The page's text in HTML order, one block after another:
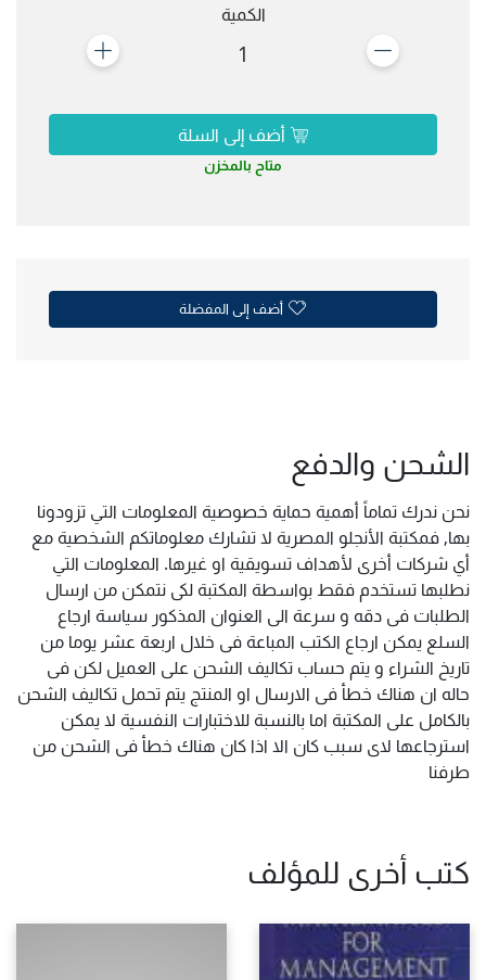
الكمية
1
أضف إلى السلة
متاح بالمخزن
أضف إلى المفضلة
الشحن والدفع
نحن ندرك تماماً أهمية حماية خصوصية المعلومات التي تزودونا
بها, فمكتبة الأنجلو المصرية لا تشارك معلوماتكم الشخصية مع
أي شركات أخرى لأهداف تسويقية او غيرها. المعلومات التي
نطلبها تستخدم فقط بواسطة المكتبة لكى نتمكن من ارسال
الطلبات فى دقه و سرعة الى العنوان المذكور سياسة ارجاع
السلع يمكن ارجاع الكتب المباعة فى خلال اربعة عشر يوما من
تاريخ الشراء و يتم حساب تكاليف الشحن على العميل لكن فى
حاله ان هناك خطأ فى الارسال او المنتج يتم تحمل تكاليف الشحن
بالكامل على المكتبة اما بالنسبة للاختبارات النفسية لا يمكن
استرجاعها لاى سبب كان الا اذا كان هناك خطأ فى الشحن من
طرفنا
كتب أخرى للمؤلف